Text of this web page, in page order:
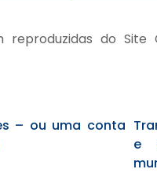
reproduzidas do
– ou uma conta
e